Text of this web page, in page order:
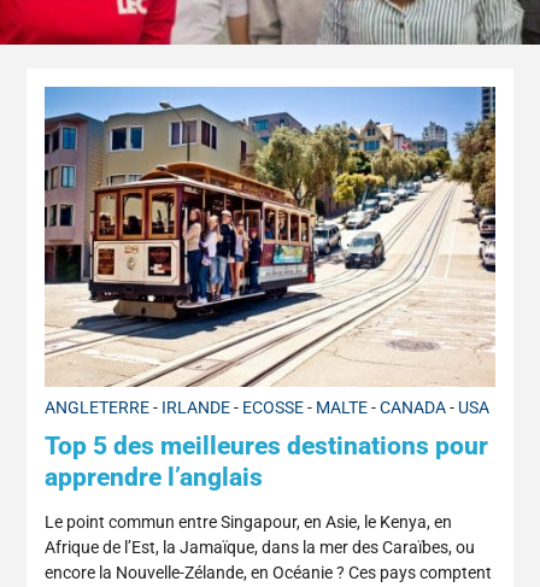
ANGLETERRE- IRLANDE- ECOSSE- MALTE-CANADA- USA
Top 5 des meilleures destinations pour
apprendre l’anglais
Le point commun entre Singapour, en Asie, le Kenya, en
Afrique de l’Est, la Jamaïque, dans la mer des Caraïbes, ou
encore la Nouvelle-Zélande, en Océanie ? Ces pays comptent